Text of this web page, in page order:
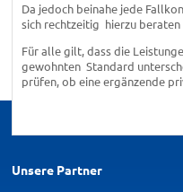
Da jedoch beinahe jede
sich rechtzeitig hierzu beraten
Für alle gilt, dass die
gewohnten Standard
prüfen, ob eine ergänzende
Unsere Partner